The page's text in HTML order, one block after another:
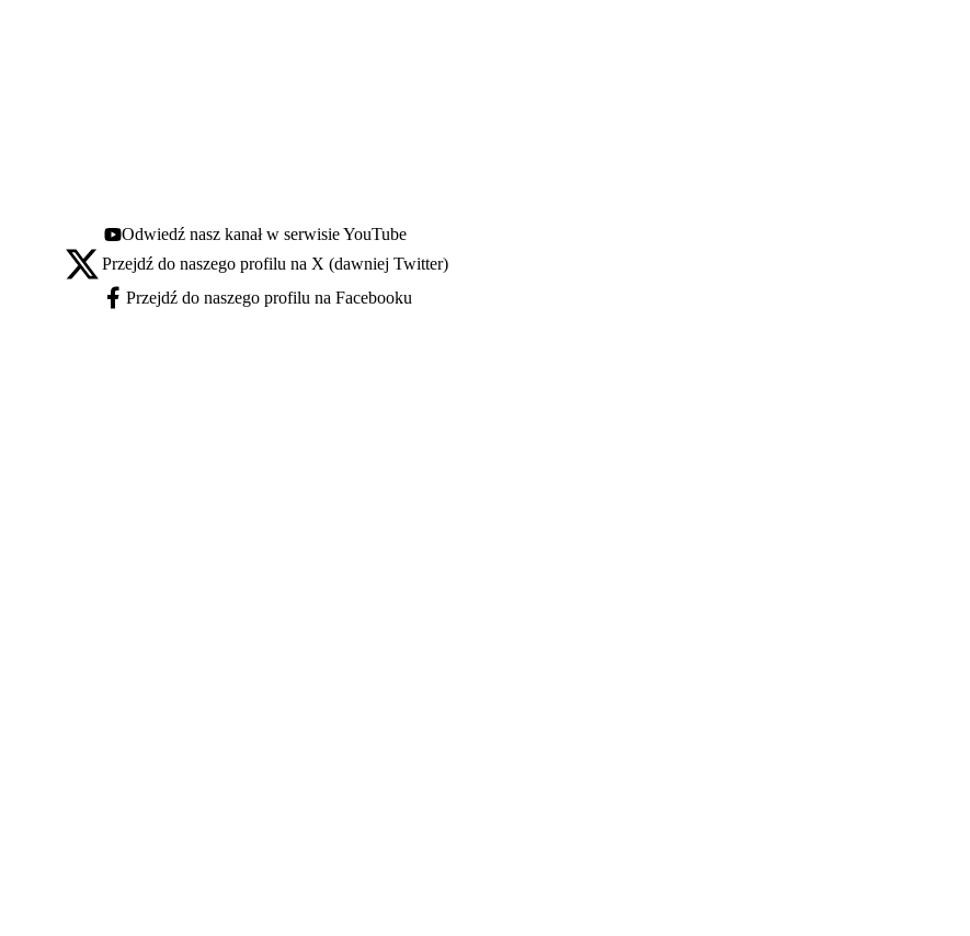
Youtube - otwiera się w nowej karcie
Odwiedź nasz kanał w serwisie YouTube
X - otwiera się w nowej karcie
Przejdź do naszego profilu na X (dawniej Twitter)
Facebook - otwiera się w nowej karcie
Przejdź do naszego profilu na Facebooku